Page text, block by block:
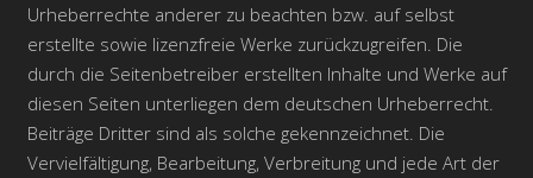
Urheberrechte anderer zu beachten bzw. auf selbst
erstellte sowie lizenzfreie Werke zurückzugreifen. Die
durch die Seitenbetreiber erstellten Inhalte und Werke auf
diesen Seiten unterliegen dem deutschen Urheberrecht.
Beiträge Dritter sind als solche gekennzeichnet. Die
Vervielfältigung, Bearbeitung, Verbreitung und jede Art der